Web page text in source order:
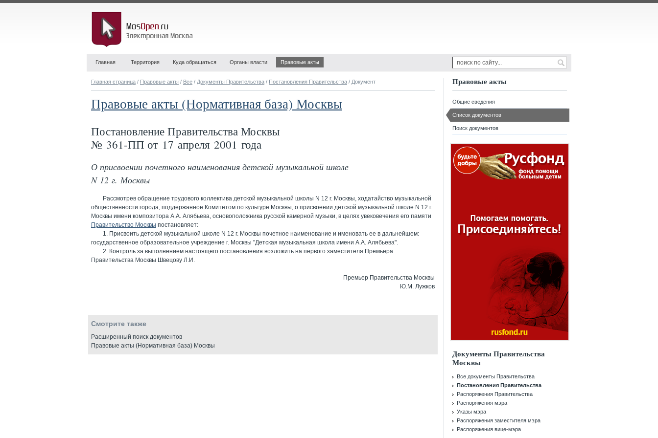
Главная Территория Куда обращаться Органы власти Правовые акты
Главная страница / Правовые акты / Все / Документы Правительства / Постановления Правительства / Документ
Правовые акты (Нормативная база) Москвы
Постановление Правительства Москвы
№ 361-ПП от 17 апреля 2001 года
О присвоении почетного наименования детской музыкальной школе
N 12 г. Москвы
Рассмотрев обращение трудового коллектива детской музыкальной школы N 12 г. Москвы, ходатайство музыкальной
общественности города, поддержанное Комитетом по культуре Москвы, о присвоении детской музыкальной школе N 12 г.
Москвы имени композитора А.А. Алябьева, основоположника русской камерной музыки, в целях увековечения его памяти
Правительство Москвы постановляет:
1. Присвоить детской музыкальной школе N 12 г. Москвы почетное наименование и именовать ее в дальнейшем:
государственное образовательное учреждение г. Москвы "Детская музыкальная школа имени А.А. Алябьева".
2. Контроль за выполнением настоящего постановления возложить на первого заместителя Премьера
Правительства Москвы Швецову Л.И.
Премьер Правительства Москвы
Ю.М. Лужков
Смотрите также
Расширенный поиск документов
Правовые акты (Нормативная база) Москвы
Правовые акты
Общие сведения
Список документов
Поиск документов
Документы Правительства
Москвы
Все документы Правительства
Постановления Правительства
Распоряжения Правительства
Распоряжения мэра
Указы мэра
Распоряжения заместителя мэра
Распоряжения вице-мэра